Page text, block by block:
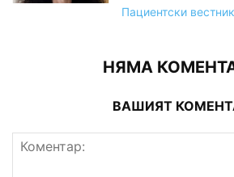
Пациентски вестник
НЯМА
ВАШИЯТ